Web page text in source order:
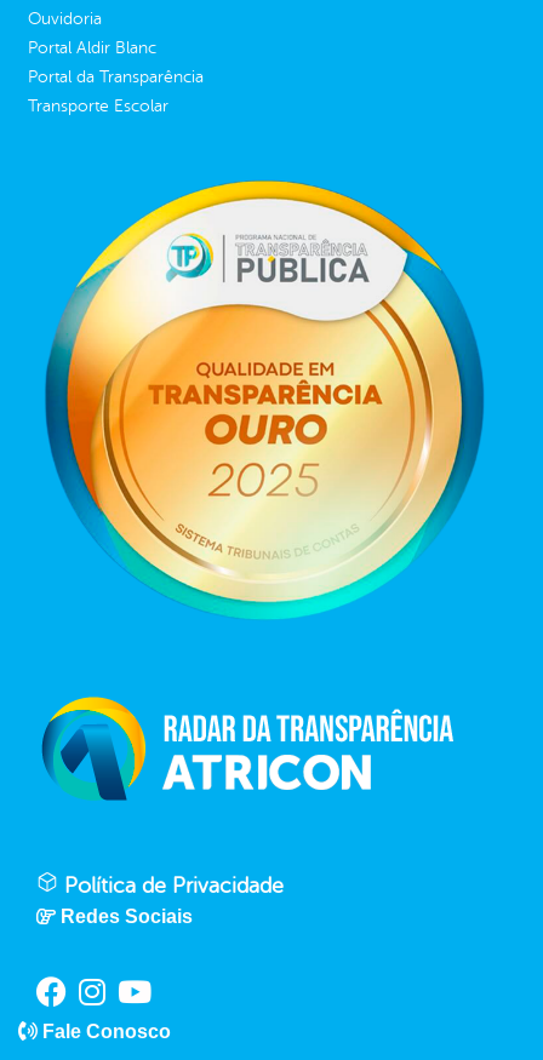
Ouvidoria
Portal Aldir Blanc
Portal da Transparência
Transporte Escolar
Política de Privacidade
Redes Sociais
Fale Conosco